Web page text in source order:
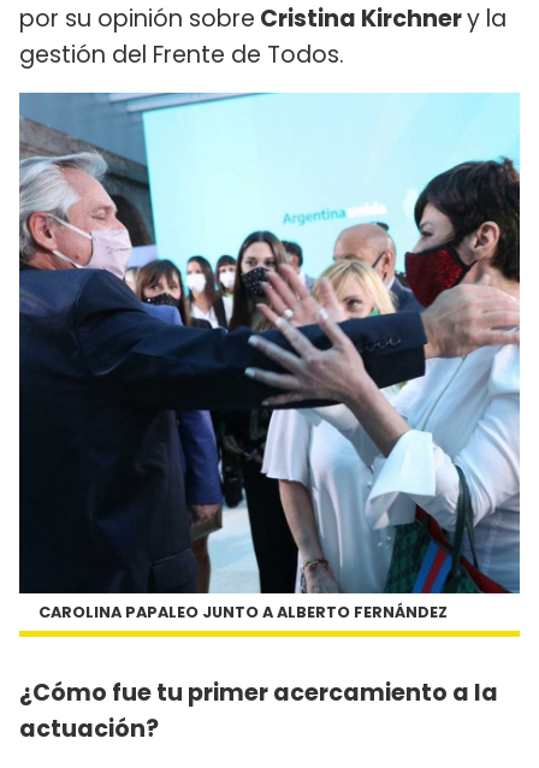
por su opinión sobre Cristina Kirchnery la
gestión del Frente de Todos.
CAROLINA PAPALEO JUNTO A ALBERTO FERNÁNDEZ
¿Cómo fue tu primer acercamiento a la
actuación?